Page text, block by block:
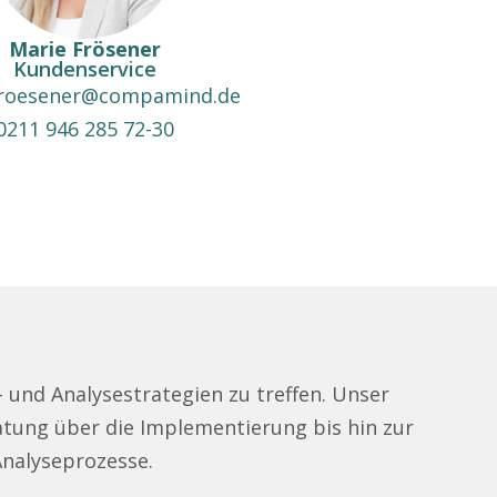
Marie Frösener
Kundenservice
946 285 72-30
Analysestrategien zu treffen. Unser
über die Implementierung bis hin zur